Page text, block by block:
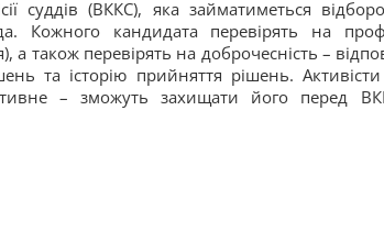
суддів (ВККС), яка займатиметься
Кожного кандидата перевірять на
а також перевірять на доброчесність –
та історію прийняття рішень.
– зможуть захищати його перед